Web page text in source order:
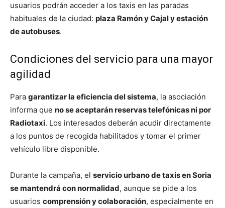
usuarios podrán acceder a los taxis en las paradas
habituales de la ciudad: plaza Ramón y Cajal y estación
de autobuses.
Condiciones del servicio para una mayor
agilidad
Para garantizar la eficiencia del sistema, la asociación
informa que no se aceptarán reservas telefónicas ni por
Radiotaxi. Los interesados deberán acudir directamente
a los puntos de recogida habilitados y tomar el primer
vehículo libre disponible.
Durante la campaña, el servicio urbano de taxis en Soria
se mantendrá con normalidad, aunque se pide a los
usuarios comprensión y colaboración, especialmente en